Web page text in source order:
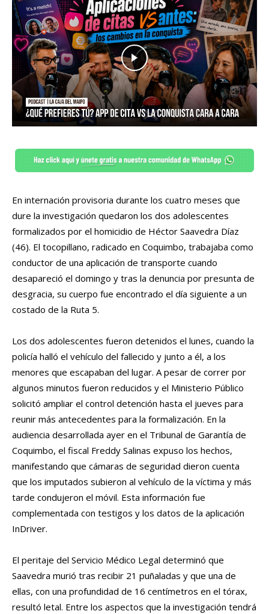
En internación provisoria durante los cuatro meses que
dure la investigación quedaron los dos adolescentes
formalizados por el homicidio de Héctor Saavedra Díaz
(46). El tocopillano, radicado en Coquimbo, trabajaba como
conductor de una aplicación de transporte cuando
desapareció el domingo y tras la denuncia por presunta de
desgracia, su cuerpo fue encontrado el día siguiente a un
costado de la Ruta 5.
Los dos adolescentes fueron detenidos el lunes, cuando la
policía halló el vehículo del fallecido y junto a él, a los
menores que escapaban del lugar. A pesar de correr por
algunos minutos fueron reducidos y el Ministerio Público
solicitó ampliar el control detención hasta el jueves para
reunir más antecedentes para la formalización. En la
audiencia desarrollada ayer en el Tribunal de Garantía de
Coquimbo, el fiscal Freddy Salinas expuso los hechos,
manifestando que cámaras de seguridad dieron cuenta
que los imputados subieron al vehículo de la víctima y más
tarde condujeron el móvil. Esta información fue
complementada con testigos y los datos de la aplicación
InDriver.
El peritaje del Servicio Médico Legal determinó que
Saavedra murió tras recibir 21 puñaladas y que una de
ellas, con una profundidad de 16 centímetros en el tórax,
resultó letal. Entre los aspectos que la investigación tendrá